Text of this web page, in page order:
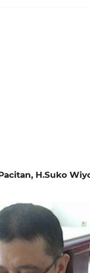
H.Suko